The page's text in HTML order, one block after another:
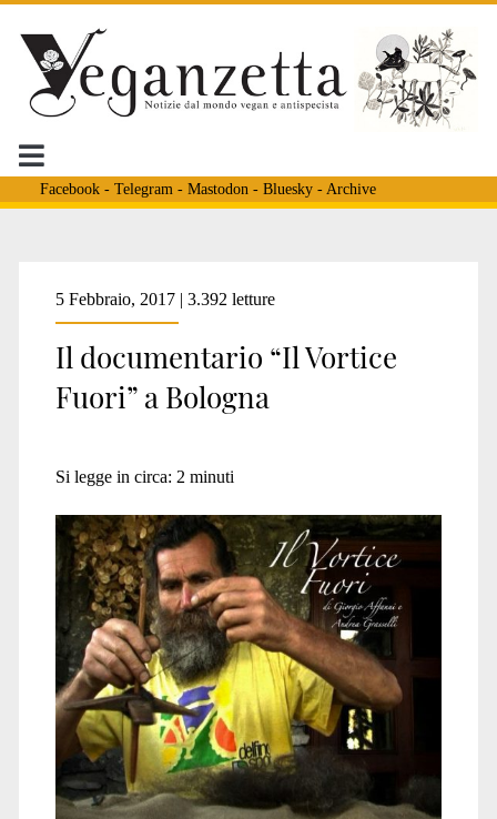
Facebook- Telegram - Mastodon - Bluesky- Archive
5 Febbraio, 2017 | 3.392 letture
Il documentario “Il Vortice
Fuori” a Bologna
Si legge in circa: 2 minuti